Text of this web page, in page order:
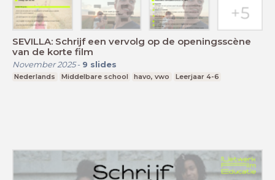
SEVILLA: Schrijf een vervolg op de openingsscène
van de korte film
November 2025- 9 slides
Nederlands Middelbare school havo, vwo Leerjaar 4-6